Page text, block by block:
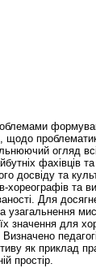
огляд
фахівців
досвіду та
хореографів та
Для
узагальнення
значення для
як приклад
простір.